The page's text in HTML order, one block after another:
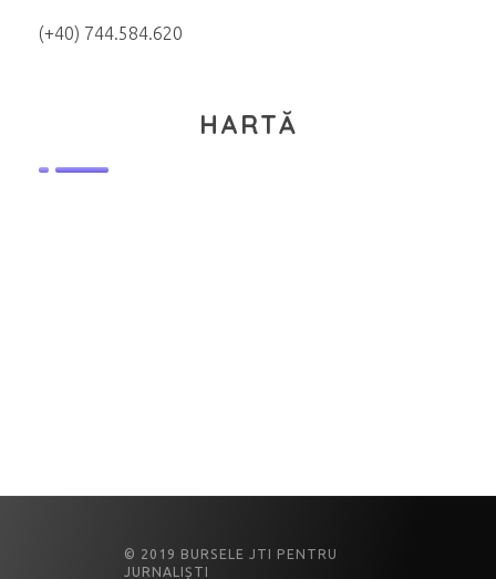
(+40) 744.584.620
HARTĂ
© 2019 BURSELE JTI PENTRU
JURNALIȘTI